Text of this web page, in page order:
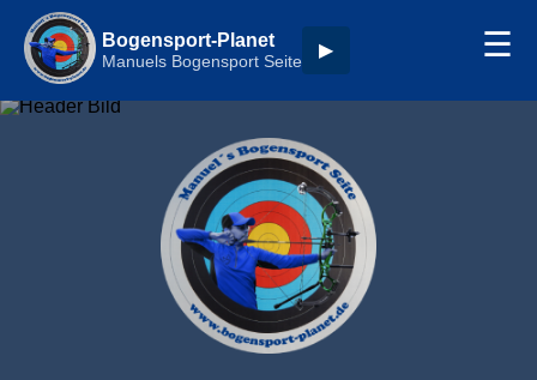
Bogensport-Planet
Manuels Bogensport Seite
▶ ☰